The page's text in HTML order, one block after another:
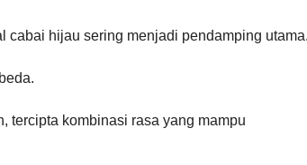
cabai hijau sering menjadi pendamping utama.
tercipta kombinasi rasa yang mampu